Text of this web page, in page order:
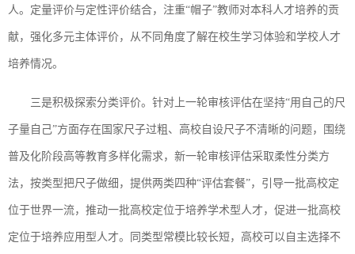
人。定量评价与定性评价结合，注重“帽子”教师对本科人才培养的贡
献，强化多元主体评价，从不同角度了解在校生学习体验和学校人才
培养情况。
三是积极探索分类评价。针对上一轮审核评估在坚持“用自己的尺
子量自己”方面存在国家尺子过粗、高校自设尺子不清晰的问题，围绕
普及化阶段高等教育多样化需求，新一轮审核评估采取柔性分类方
法，按类型把尺子做细，提供两类四种“评估套餐”，引导一批高校定
位于世界一流，推动一批高校定位于培养学术型人才，促进一批高校
定位于培养应用型人才。同类型常模比较长短，高校可以自主选择不